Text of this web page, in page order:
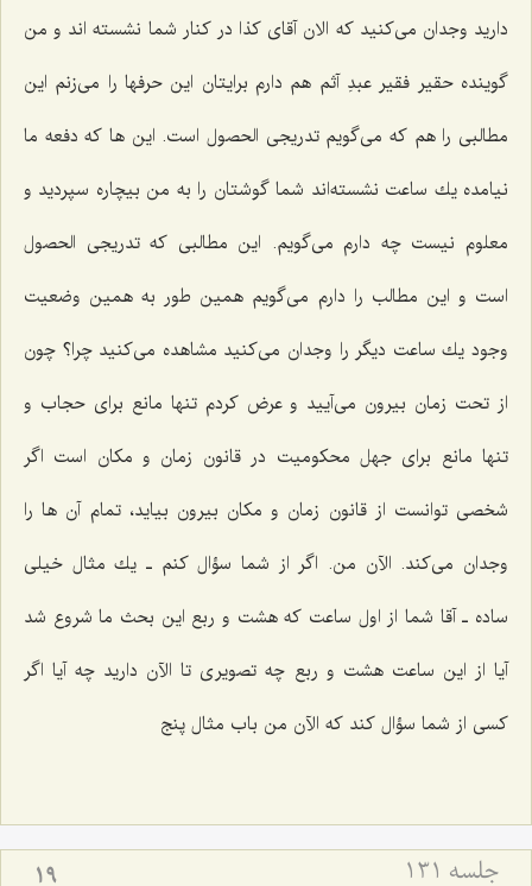
دارید وجدان مى‌كنید كه الان آقاى كذا در كنار شما نشسته اند و من
گوینده حقیر فقیر عبدِ آثم هم دارم برایتان این حرفها را مى‌زنم این
مطالبى را هم كه مى‌گویم تدریجى الحصول است. این ها كه دفعه ما
نیامده یك ساعت نشسته‌اند شما گوشتان را به من بیچاره سپردید و
معلوم نیست چه دارم مى‌گویم. این مطالبى كه تدریجى الحصول
است و این مطالب را دارم مى‌گویم همین طور به همین وضعیت
وجود یك ساعت دیگر را وجدان مى‌كنید مشاهده مى‌كنید چرا؟ چون
از تحت زمان بیرون مى‌آیید و عرض كردم تنها مانع براى حجاب و
تنها مانع براى جهل محكومیت در قانون زمان و مكان است اگر
شخصى توانست از قانون زمان و مكان بیرون بیاید، تمام آن ها را
وجدان مى‌كند. الآن من. اگر از شما سؤال كنم ـ یك مثال خیلى
ساده ـ آقا شما از اول ساعت كه هشت و ربع این بحث ما شروع شد
آیا از این ساعت هشت و ربع چه تصویرى تا الآن دارید چه آیا اگر
كسى از شما سؤال كند كه الآن من باب مثال پنج‌
جلسه ۱۳۱ 19